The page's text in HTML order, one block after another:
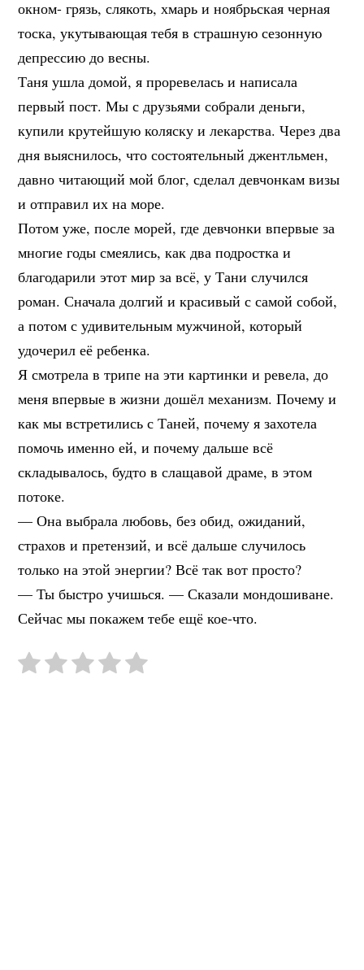
окном- грязь, слякоть, хмарь и ноябрьская черная
тоска, укутывающая тебя в страшную сезонную
депрессию до весны.
Таня ушла домой, я проревелась и написала
первый пост. Мы с друзьями собрали деньги,
купили крутейшую коляску и лекарства. Через два
дня выяснилось, что состоятельный джентльмен,
давно читающий мой блог, сделал девчонкам визы
и отправил их на море.
Потом уже, после морей, где девчонки впервые за
многие годы смеялись, как два подростка и
благодарили этот мир за всё, у Тани случился
роман. Сначала долгий и красивый с самой собой,
а потом с удивительным мужчиной, который
удочерил её ребенка.
Я смотрела в трипе на эти картинки и ревела, до
меня впервые в жизни дошёл механизм. Почему и
как мы встретились с Таней, почему я захотела
помочь именно ей, и почему дальше всё
складывалось, будто в слащавой драме, в этом
потоке.
— Она выбрала любовь, без обид, ожиданий,
страхов и претензий, и всё дальше случилось
только на этой энергии? Всё так вот просто?
— Ты быстро учишься. — Сказали мондошиване.
Сейчас мы покажем тебе ещё кое-что.